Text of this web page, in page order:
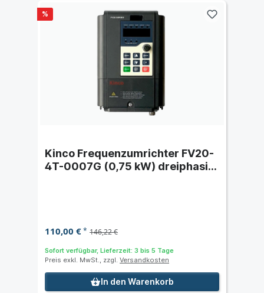
%
Kinco Frequenzumrichter FV20-
4T-0007G (0,75 kW) dreiphasig
110,00 €* 146,22 €
Sofort verfügbar, Lieferzeit: 3 bis 5 Tage
Preis exkl. MwSt., zzgl. Versandkosten
In den Warenkorb